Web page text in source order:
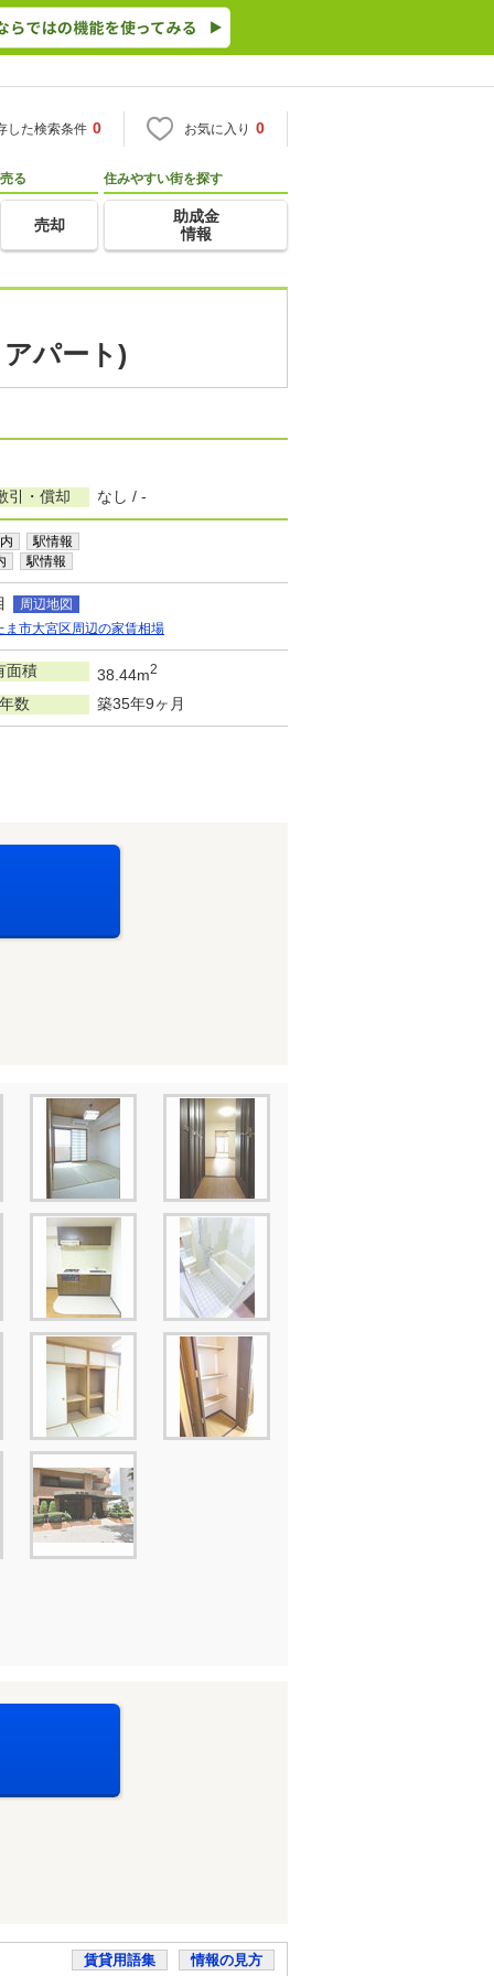
した検索条件 0 お気に入り 0
売る
売却
住みやすい街を探す
助成金
情報
パート)
引・償却 なし / -
駅情報
駅情報
周辺地図
ま市大宮区周辺の家賃相場
面積 38.44m2
数 築35年9ヶ月
賃貸用語集 情報の見方